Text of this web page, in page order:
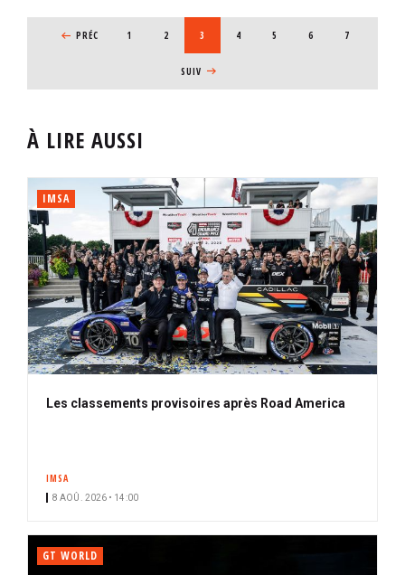
PAGINATION
PAGE PRÉCÉDENTE
PRÉC PAGE
1 PAGE
2 PAGE COURANTE
3 PAGE
4 PAGE
5 PAGE
6 PAGE
7
PAGE SUIVANTE
SUIV
À LIRE AUSSI
IMSA
Les classements provisoires après Road America
IMSA
8 AOÛ. 2026 • 14:00
GT WORLD